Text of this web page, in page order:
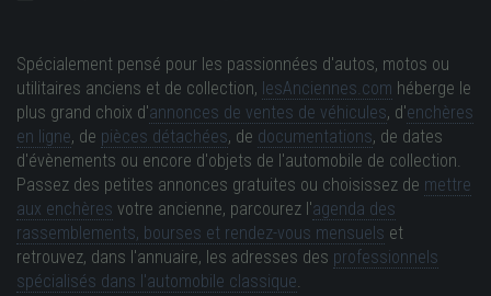
Spécialement pensé pour les passionnées d'autos, motos ou
utilitaires anciens et de collection, lesAnciennes.com héberge le
plus grand choix d'annonces de ventes de véhicules, d'enchères
en ligne, de pièces détachées, de documentations, de dates
d'évènements ou encore d'objets de l'automobile de collection.
Passez des petites annonces gratuites ou choisissez de mettre
aux enchères votre ancienne, parcourez l'agenda des
rassemblements, bourses et rendez-vous mensuels et
retrouvez, dans l'annuaire, les adresses des professionnels
spécialisés dans l'automobile classique.